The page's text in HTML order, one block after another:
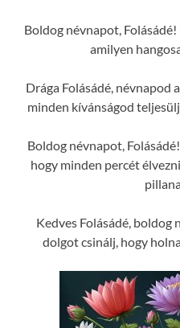
Boldog névnapot,
amilyen
Drága Folásádé, névnapod
minden kívánságod
Boldog névnapot,
hogy minden percét
Kedves Folásádé,
dolgot csinálj, hogy